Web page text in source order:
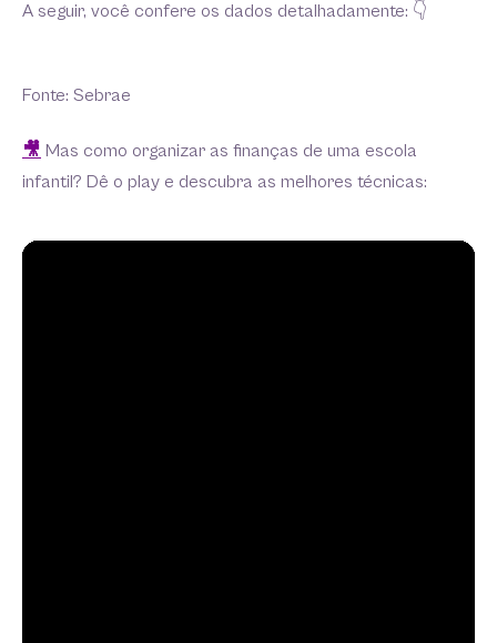
A seguir, você confere os dados detalhadamente: 👇
Fonte: Sebrae
🎥 Mas como organizar as finanças de uma escola
infantil? Dê o play e descubra as melhores técnicas: